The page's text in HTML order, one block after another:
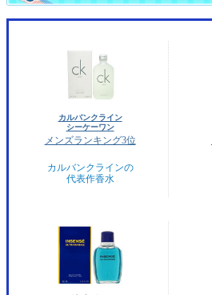
カルバンクライン
シーケーワン
メンズランキング3位
カルバンクラインの
代表作香水